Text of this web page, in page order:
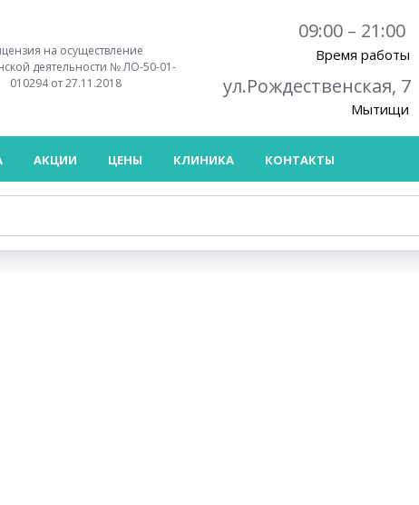
Время работы
Мытищи
ул.Рождественская, 7
09:00 – 21:00
на осуществление
деятельности № ЛО-50-01-
010294 от 27.11.2018
АКЦИИ ЦЕНЫ КЛИНИКА КОНТАКТЫ